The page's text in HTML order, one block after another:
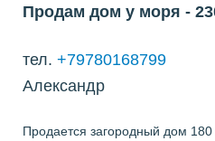
Продам дом у моря -
тел. +79780168799
Александр
Продается загородный дом 180